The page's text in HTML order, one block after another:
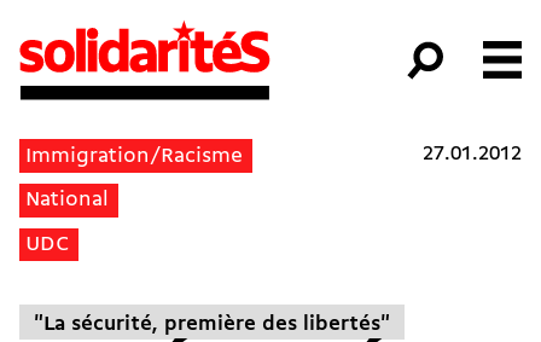
Immigration/Racisme
National
UDC
27.01.2012
"La sécurité, première des libertés"